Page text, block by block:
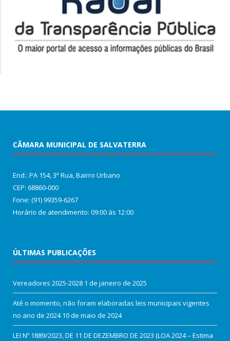
CÂMARA MUNICIPAL DE SALVATERRA
End.: PA 154, 3ª Rua, Bairro Urbano
CEP: 68860‑000
Fone: (91) 99359-6267
Horário de atendimento: 09:00 às 12:00
ÚLTIMAS PUBLICAÇÕES
Vereadores 2025-2028 1 de janeiro de 2025
Até o momento, não foram elaboradas leis municipais vigentes
no ano de 2024 10 de maio de 2024
LEI Nº 1889/2023, DE 11 DE DEZEMBRO DE 2023 (LOA 2024 – Estima